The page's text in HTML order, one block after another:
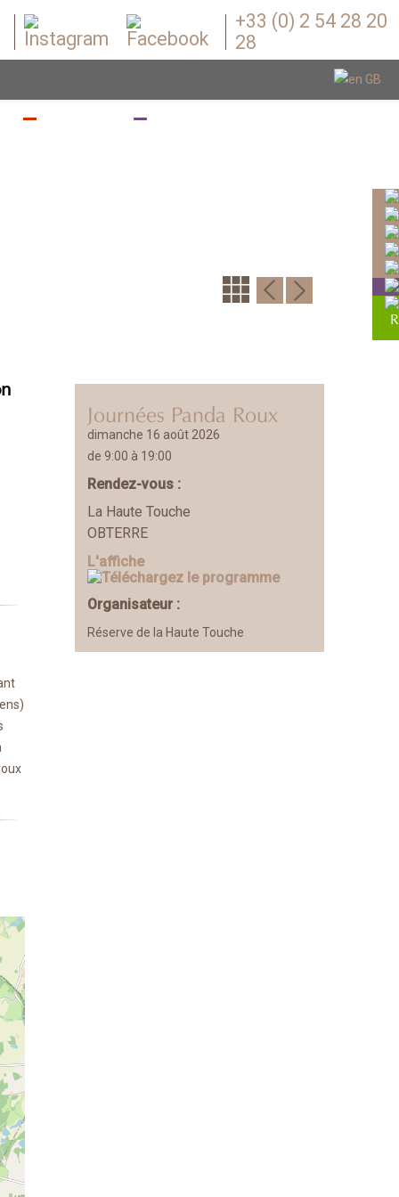
+33 (0) 2 54 28 20
28
Journées Panda Roux
dimanche 16 août 2026
de 9:00 à 19:00
Rendez-vous :
La Haute Touche
OBTERRE
L'affiche
Organisateur :
Réserve de la Haute Touche